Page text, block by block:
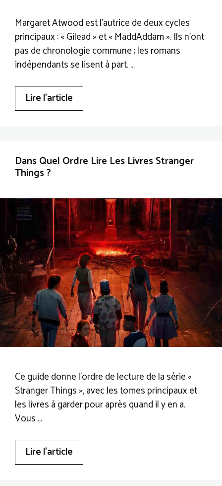
Margaret Atwood est l’autrice de deux cycles
principaux : « Gilead » et « MaddAddam ». Ils n’ont
pas de chronologie commune ; les romans
indépendants se lisent à part. …
Lire l’article
Dans Quel Ordre Lire Les Livres Stranger
Things ?
Ce guide donne l’ordre de lecture de la série «
Stranger Things », avec les tomes principaux et
les livres à garder pour après quand il y en a.
Vous …
Lire l’article